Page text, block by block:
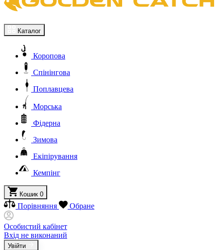
Каталог
Коропова
Спінінгова
Поплавцева
Морська
Фідерна
Зимова
Екіпірування
Кемпінг
Кошик 0
Порівняння Обране
Особистий кабінет
Вхід не виконаний
Увійти